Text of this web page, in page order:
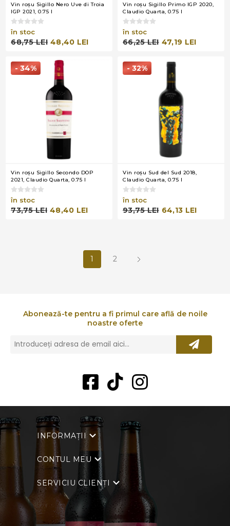
Vin roşu Sigillo Nero Uve di Troia
IGP 2021, 0.75 l
în stoc
68,75 LEI 48,40 LEI
Vin roşu Sigillo Primo IGP 2020,
Claudio Quarta, 0.75 l
în stoc
66,25 LEI 47,19 LEI
- 34%
Vin roşu Sigillo Secondo DOP
2021, Claudio Quarta, 0.75 l
în stoc
73,75 LEI 48,40 LEI
- 32%
Vin roşu Sud del Sud 2018,
Claudio Quarta, 0.75 l
în stoc
93,75 LEI 64,13 LEI
1 2
Abonează-te pentru a fi primul care află de noile
noastre oferte
INFORMAȚII
CONTUL MEU
SERVICIU CLIENȚI